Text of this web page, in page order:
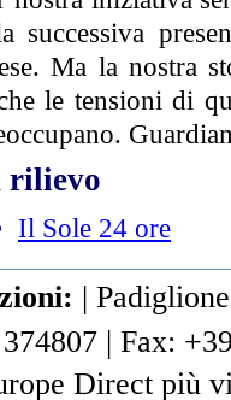
successiva
Ma la nostra
le tensioni di
rilievo
Il Sole 24 ore
|
| Fax:
Direct più